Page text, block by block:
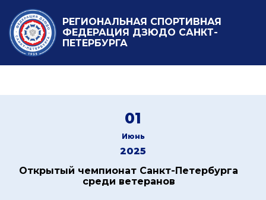
РЕГИОНАЛЬНАЯ СПОРТИВНАЯ
ФЕДЕРАЦИЯ ДЗЮДО САНКТ-
ПЕТЕРБУРГА
01
Июнь
2025
Открытый чемпионат Санкт-Петербурга
среди ветеранов